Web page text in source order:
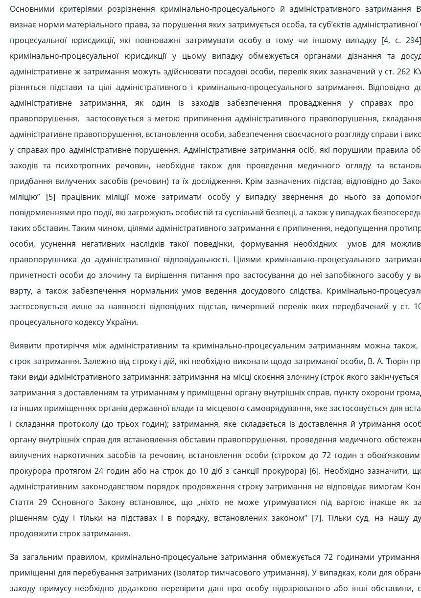
Основними критеріями розрізнення кримінально-процесуального й адміністративного
визнає норми матеріального права, за порушення яких затримується особа, та суб’єктів
процесуальної юрисдикції, які повноважні затримувати особу в тому чи іншому випадку [4, c. 294].
кримінально-процесуальної юрисдикції у цьому випадку обмежується органами дізнання та
адміністративне ж затримання можуть здійснювати посадові особи, перелік яких зазначений у ст. 262
різняться підстави та цілі адміністративного і кримінально-процесуального затримання.
адміністративне затримання, як один із заходів забезпечення провадження у справах про
правопорушення, застосовується з метою припинення адміністративного правопорушення,
адміністративне правопорушення, встановлення особи, забезпечення своєчасного розгляду справи і
у справах про адміністративне порушення. Адміністративне затримання осіб, які порушили правила
заходів та психотропних речовин, необхідне також для проведення медичного огляду та
придбання вилучених засобів (речовин) та їх дослідження. Крім зазначених підстав, відповідно до
міліцію” [5] працівник міліції може затримати особу у випадку звернення до нього за
повідомленнями про події, які загрожують особистій та суспільній безпеці, а також у випадках
таких обставин. Таким чином, цілями адміністративного затримання є припинення, недопущення
особи, усунення негативних наслідків такої поведінки, формування необхідних умов для
правопорушника до адміністративної відповідальності. Цілями кримінально-процесуального
причетності особи до злочину та вирішення питання про застосування до неї запобіжного засобу у
варту, а також забезпечення нормальних умов ведення досудового слідства. Кримінально-
застосовується лише за наявності відповідних підстав, вичерпний перелік яких передбачений у ст.
процесуального кодексу України.
Виявити протиріччя між адміністративним та кримінально-процесуальним затриманням можна
строк затримання. Залежно від строку і дій, які необхідно виконати щодо затриманої особи, В. А. Тюрін
таки види адміністративного затримання: затримання на місці скоєння злочину (строк якого
затримання з доставленням та утриманням у приміщенні органу внутрішніх справ, пункту охорони
та інших приміщеннях органів державної влади та місцевого самоврядування, яке застосовується для
і складання протоколу (до трьох годин); затримання, яке складається із доставлення й утримання
органу внутрішніх справ для встановлення обставин правопорушення, проведення медичного
вилучених наркотичних засобів та речовин, встановлення особи (строком до 72 годин з
прокурора протягом 24 годин або на строк до 10 діб з санкції прокурора) [6]. Необхідно зазначити,
адміністративним законодавством порядок продовження строку затримання не відповідає вимогам
Стаття 29 Основного Закону встановлює, що „ніхто не може утримуватися під вартою інакше як
рішенням суду і тільки на підставах і в порядку, встановлених законом” [7]. Тільки суд, на нашу
продовжити строк затримання.
За загальним правилом, кримінально-процесуальне затримання обмежується 72 годинами
приміщенні для перебування затриманих (ізолятор тимчасового утримання). У випадках, коли для
заходу примусу необхідно додатково перевірити дані про особу підозрюваного або інші обставини,